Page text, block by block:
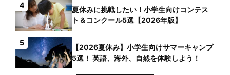
4
夏休みに挑戦したい！小学生向けコンテス
ト＆コンクール5選【2026年版】
5
【2026夏休み】小学生向けサマーキャンプ
5選！ 英語、海外、自然を体験しよう！